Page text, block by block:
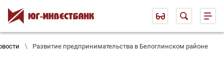
Развитие предпринимательства в Белоглинском районе